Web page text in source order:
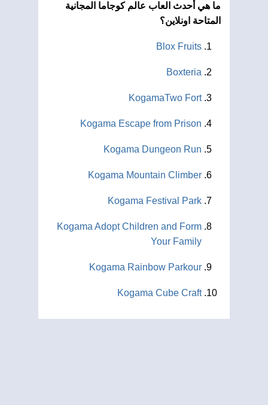
ما هي أحدث العاب عالم كوجاما المجانية
المتاحة اونلاين؟
Blox Fruits
Boxteria
KogamaTwo Fort
Kogama Escape from Prison
Kogama Dungeon Run
Kogama Mountain Climber
Kogama Festival Park
Kogama Adopt Children and Form
Your Family
Kogama Rainbow Parkour
Kogama Cube Craft